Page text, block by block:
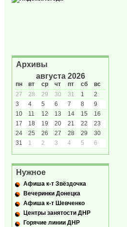
Архивы
августа 2026
пн вт ср чт пт сб
вс
27
28 29 30 31 1
2
3
4 5 6 7 8
9
10
11 12 13 14 15
16
17
18 19 20 21 22
23
24
25 26 27 28 29
30
31
1 2 3 4 5 6
Нужное
Афиша к-т Звёздочка
Вечеринки Донецка
Афиша к-т Шевченко
Центры занятости ДНР
Горячие линии ДНР